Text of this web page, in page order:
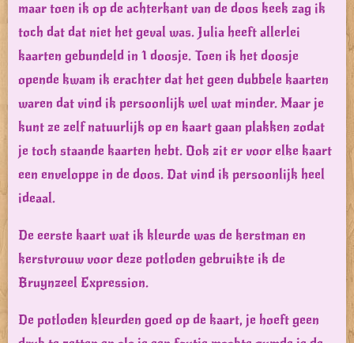
maar toen ik op de achterkant van de doos keek zag ik
toch dat dat niet het geval was. Julia heeft allerlei
kaarten gebundeld in 1 doosje. Toen ik het doosje
opende kwam ik erachter dat het geen dubbele kaarten
waren dat vind ik persoonlijk wel wat minder. Maar je
kunt ze zelf natuurlijk op en kaart gaan plakken zodat
je toch staande kaarten hebt. Ook zit er voor elke kaart
een enveloppe in de doos. Dat vind ik persoonlijk heel
ideaal.
De eerste kaart wat ik kleurde was de kerstman en
kerstvrouw voor deze potloden gebruikte ik de
Bruynzeel Expression.
De potloden kleurden goed op de kaart, je hoeft geen